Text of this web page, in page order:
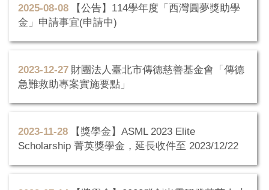
2025-08-08
【公告】114學年度「西灣圓夢獎助學
金」申請事宜(申請中)
2023-12-27 財團法人臺北市傳德慈善基金會「傳德
急難救助專案實施要點」
2023-11-28
【獎學金】ASML 2023 Elite
Scholarship 菁英獎學金，延長收件至 2023/12/22